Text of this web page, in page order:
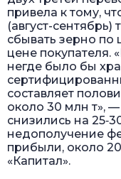
привела к тому,
(август-
сбывать зерно по
цене
негде было бы
составляет
около 30 млн т»,
снизились на
недополучение
прибыли, около
«Капитал».